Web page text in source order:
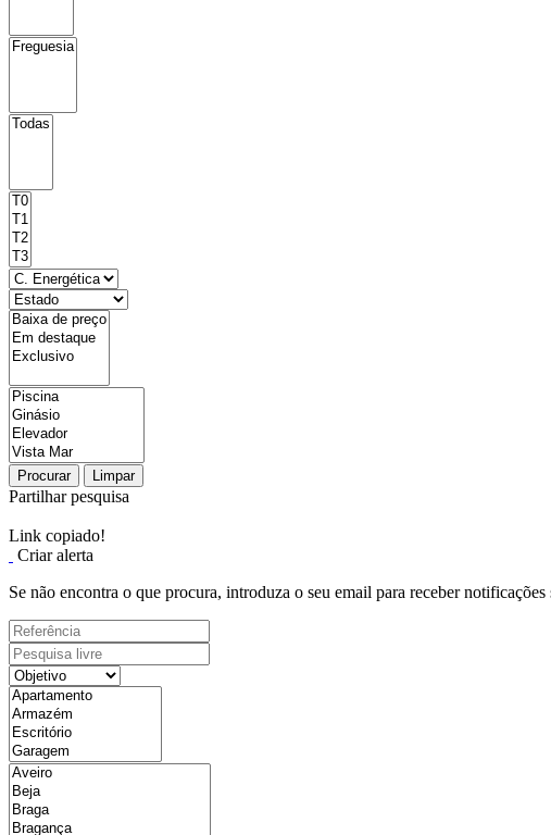
Procurar Limpar
Partilhar pesquisa
Link copiado!
Criar alerta
Se não encontra o que procura, introduza o seu email para receber